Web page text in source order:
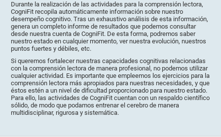
Durante la realización de las actividades para la comprensión lectora,
CogniFit recopila automáticamente información sobre nuestro
desempeño cognitivo. Tras un exhaustivo análisis de esta información,
genera un completo informe de resultados que podemos consultar
desde nuestra cuenta de CogniFit. De esta forma, podremos saber
nuestro estado en cualquier momento, ver nuestra evolución, nuestros
puntos fuertes y débiles, etc.
Si queremos fortalecer nuestras capacidades cognitivas relacionadas
con la comprensión lectora de manera profesional, no podemos utilizar
cualquier actividad. Es importante que empleemos los ejercicios para la
comprensión lectora más apropiados para nuestras necesidades, y que
éstos estén a un nivel de dificultad proporcionado para nuestro estado.
Para ello, las actividades de CogniFit cuentan con un respaldo científico
sólido, de modo que podamos entrenar el cerebro de manera
multidisciplinar, rigurosa y sistemática.